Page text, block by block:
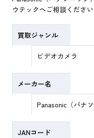
ウテックへご相談ください
買取ジャンル
ビデオカメラ
メーカー名
Panasonic（パナソ
JANコード